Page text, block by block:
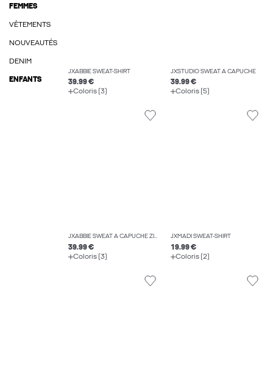
FEMMES
VÊTEMENTS
NOUVEAUTÉS
DENIM
ENFANTS
JXABBIE SWEAT-SHIRT
39.99 €
Coloris (3)
JXSTUDIO SWEAT À CAPUCHE
39.99 €
Coloris (5)
JXABBIE SWEAT À CAPUCHE ZIPPÉ
39.99 €
Coloris (3)
JXMADI SWEAT-SHIRT
19.99 €
Coloris (2)